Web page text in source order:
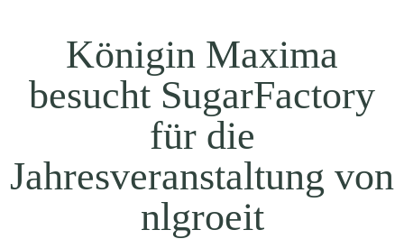
Königin Maxima
besucht SugarFactory
für die
Jahresveranstaltung von
nlgroeit